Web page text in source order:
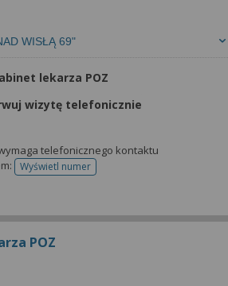
WISŁĄ 69"
lekarza POZ
wizytę telefonicznie
telefonicznego kontaktu
Wyświetl numertelefonu do rejestracji
POZ